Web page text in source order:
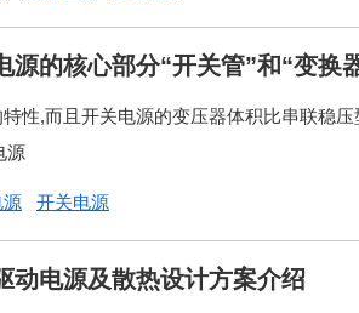
源的核心部分“开关管”和“变换
性,而且开关电源的变压器体积比串联稳
源
源 开关电源
动电源及散热设计方案介绍